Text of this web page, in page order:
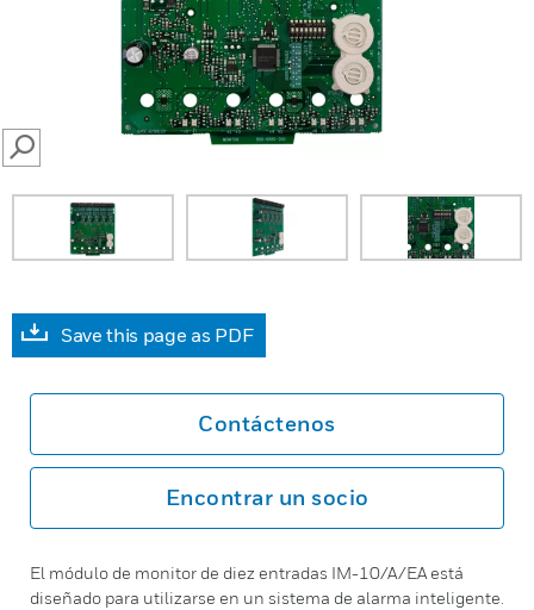
SEARCH
Save this page as PDF
Contáctenos
Encontrar un socio
El módulo de monitor de diez entradas IM-10/A/EA está
diseñado para utilizarse en un sistema de alarma inteligente.